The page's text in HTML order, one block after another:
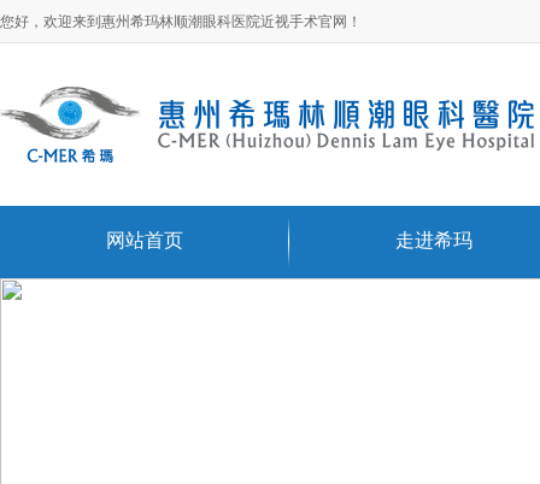
您好，欢迎来到惠州希玛林顺潮眼科医院近视手术官网！
网站首页 走进希玛